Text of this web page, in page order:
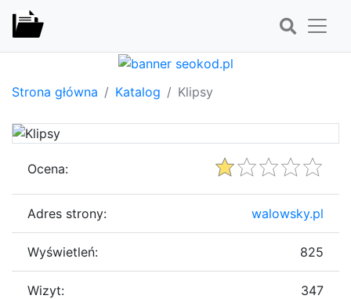
Strona główna Katalog Klipsy
Ocena:
Adres strony: walowsky.pl
Wyświetleń: 825
Wizyt: 347